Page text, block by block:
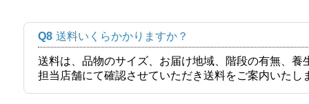
Q8 送料いくらかかりますか？
送料は、品物のサイズ、お届け地域、階段の有無、
担当店舗にて確認させていただき送料をご案内いたし